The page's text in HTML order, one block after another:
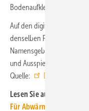
Bodenaufklebern zu sehe
Auf den digitalen Kanälen
denselben Plattformen
Namensgeber
und Ausspielung von
Quelle:
Daikin
Lesen Sie auch:
Für Abwärme aus